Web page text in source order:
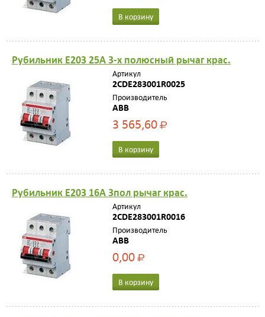
В корзину
Рубильник E203 25A 3-х полюсный рычаг крас.
Артикул
2CDE283001R0025
Производитель
ABB
3 565,60Р
В корзину
Рубильник E203 16A 3пол рычаг крас.
Артикул
2CDE283001R0016
Производитель
ABB
0,00Р
В корзину